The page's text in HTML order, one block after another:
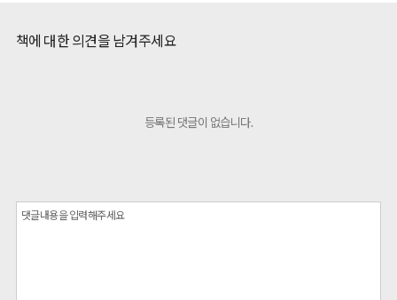
책에 대한 의견을 남겨주세요
등록된 댓글이 없습니다.